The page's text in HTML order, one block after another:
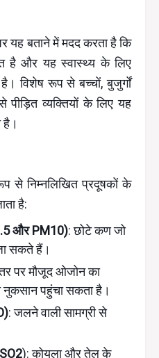
यह बताने में मदद करता है कि
है और यह स्वास्थ्य के लिए
विशेष रूप से बच्चों, बुजुर्गों
पीड़ित व्यक्तियों के लिए यह
है।
से निम्नलिखित प्रदूषकों के
है:
और PM10): छोटे कण जो
सकते हैं।
पर मौजूद ओजोन का
पहुंचा सकता है।
: जलने वाली सामग्री से
): कोयला और तेल के